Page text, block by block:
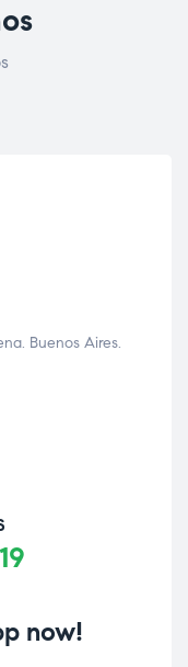
Buenos Aires.
now!